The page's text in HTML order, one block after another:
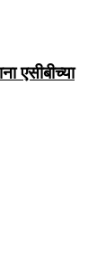
एसीबीच्या